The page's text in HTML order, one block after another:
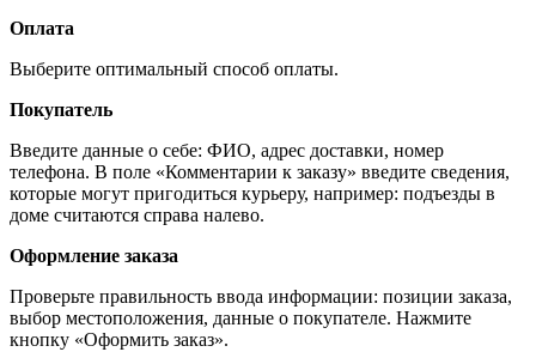
Оплата
Выберите оптимальный способ оплаты.
Покупатель
Введите данные о себе: ФИО, адрес доставки, номер
телефона. В поле «Комментарии к заказу» введите сведения,
которые могут пригодиться курьеру, например: подъезды в
доме считаются справа налево.
Оформление заказа
Проверьте правильность ввода информации: позиции заказа,
выбор местоположения, данные о покупателе. Нажмите
кнопку «Оформить заказ».